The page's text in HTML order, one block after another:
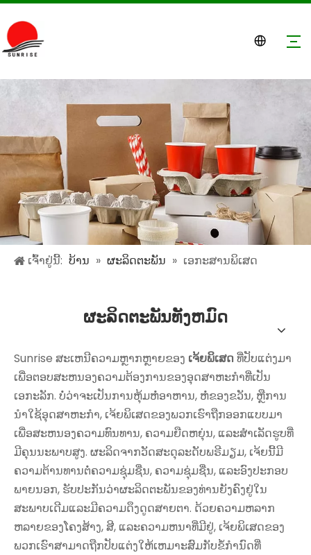
ເຈົ້າຢູ່ນີ້: ບ້ານ » ຜະລິດຕະພັນ » ເອກະສານພິເສດ
ຜະລິດຕະພັນທັງຫມົດ
Sunrise ສະເຫນີຄວາມຫຼາກຫຼາຍຂອງ ເຈ້ຍພິເສດ ທີ່ປັບແຕ່ງມາ
ເພື່ອຕອບສະຫນອງຄວາມຕ້ອງການຂອງອຸດສາຫະກໍາທີ່ເປັນ
ເອກະລັກ. ບໍ່ວ່າຈະເປັນການຫຸ້ມຫໍ່ອາຫານ, ຫໍ່ຂອງຂວັນ, ຫຼືການ
ນໍາໃຊ້ອຸດສາຫະກໍາ, ເຈ້ຍພິເສດຂອງພວກເຮົາຖືກອອກແບບມາ
ເພື່ອສະຫນອງຄວາມທົນທານ, ຄວາມຍືດຫຍຸ່ນ, ແລະສໍາເລັດຮູບທີ່
ມີຄຸນນະພາບສູງ. ຜະລິດຈາກວັດສະດຸລະດັບພຣີມຽມ, ເຈ້ຍນີ້ມີ
ຄວາມຕ້ານທານຕໍ່ຄວາມຊຸ່ມຊື່ນ, ຄວາມຊຸ່ມຊື່ນ, ແລະອົງປະກອບ
ພາຍນອກ, ຮັບປະກັນວ່າຜະລິດຕະພັນຂອງທ່ານຍັງຄົງຢູ່ໃນ
ສະພາບເດີມແລະມີຄວາມດຶງດູດສາຍຕາ. ດ້ວຍຄວາມຫລາກ
ຫລາຍຂອງໂຄງສ້າງ, ສີ, ແລະຄວາມຫນາທີ່ມີຢູ່, ເຈ້ຍພິເສດຂອງ
ພວກເຮົາສາມາດຖືກປັບແຕ່ງໃຫ້ເຫມາະສົມກັບຂໍ້ກໍານົດທີ່